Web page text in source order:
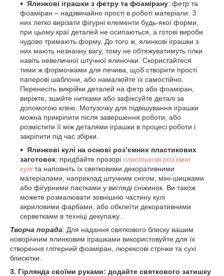
Ялинкові іграшки з фетру та фоамірану: фетр та
фоаміран – надзвичайно прості в роботі матеріали. З
них легко вирізати фігурні елементи будь-якої форми,
при цьому краї деталей не осипаються, а готові вироби
чудово тримають форму. До того ж, ялинкові іграшки з
них мають незначну вагу, тому не обтяжуватимуть гілки
навіть невеличної штучної ялиночки. Скористайтеся
тими ж формочками для печива, щоб створити прості
паперові шаблони, або намалюйте їх самостійно.
Перенесіть викрійки деталей на фетр або фоаміран,
виріжте, зшийте нитками або зафіксуйте деталі за
допомогою клею. Мотузочку для підвішування іграшки
можна прикріпити після завершення роботи, або
розмістити її між деталями іграшки в процесі роботи і
закріпити під час збірки.
Ялинкові кулі на основі роз’ємних пластикових
заготовок: придбайте прозорі пластикові роз’ємні
куліта наповніть їх святковими декоративними
матеріалами, наприклад штучним снігом, міні-шишками
або фігурними паєтками у вигляді сніжинок. Ви також
можете розмалювати зовнішню частину кулі
акриловими фарбами, або обклеїти декоративними
серветками в техніці декупажу..
Творча порада: Для надання святкового блиску вашим
новорічним ялинковим іграшками використовуйте для їх
створення глітерний фоаміран, люрексові стрічки та сухі
блискітки.
3. Гірлянда своїми руками: додайте святкового затишку